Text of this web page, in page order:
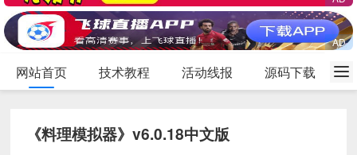
网站首页 技术教程 活动线报 源码下载
《料理模拟器》v6.0.18中文版